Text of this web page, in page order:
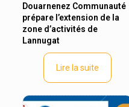
Douarnenez Communauté
prépare l’extension de la
zone d’activités de
Lannugat
Lire la suite